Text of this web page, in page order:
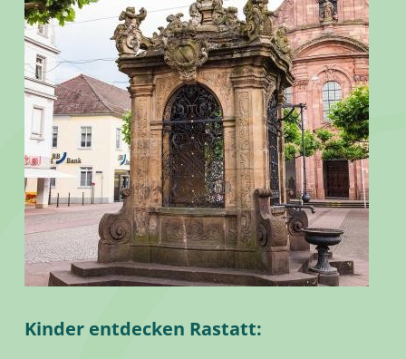
Kinder entdecken Rastatt: